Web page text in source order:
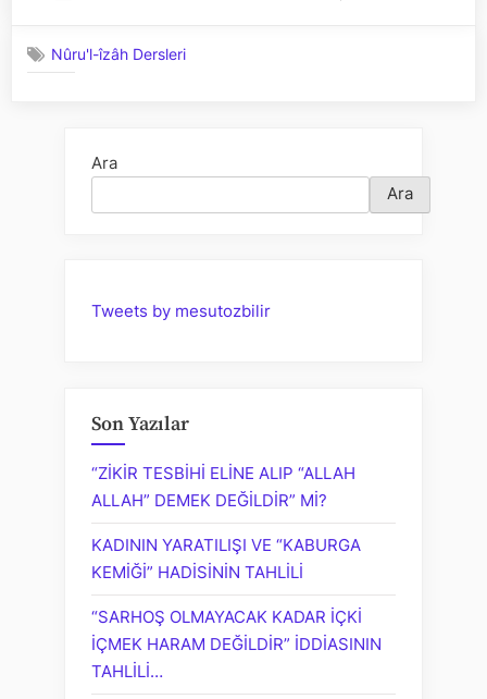
Nûru'l-îzâh Dersleri
Ara
Ara
Tweets by mesutozbilir
Son Yazılar
“ZİKİR TESBİHİ ELİNE ALIP “ALLAH
ALLAH” DEMEK DEĞİLDİR” Mİ?
KADININ YARATILIŞI VE “KABURGA
KEMİĞİ” HADİSİNİN TAHLİLİ
“SARHOŞ OLMAYACAK KADAR İÇKİ
İÇMEK HARAM DEĞİLDİR” İDDİASININ
TAHLİLİ…